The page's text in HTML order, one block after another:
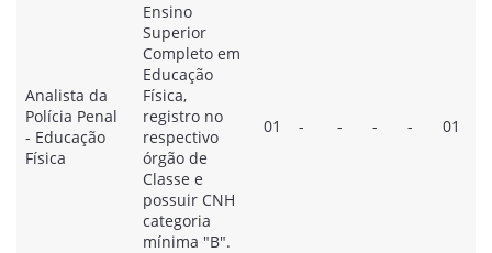
Analista da
Polícia Penal
- Educação
Física
Ensino
Superior
Completo em
Educação
Física,
registro no
respectivo
órgão de
Classe e
possuir CNH
categoria
mínima "B".
01 - - - - 01